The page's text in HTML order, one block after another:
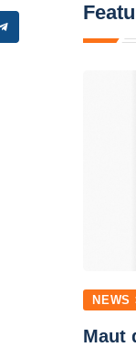
NEWS
Maut